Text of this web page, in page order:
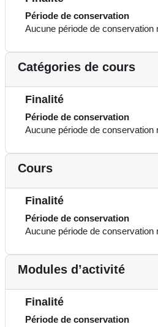
Période de conservation
Aucune période de conservation
Catégories de cours
Finalité
Période de conservation
Aucune période de conservation
Cours
Finalité
Période de conservation
Aucune période de conservation
Modules d’activité
Finalité
Période de conservation